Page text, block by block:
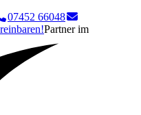
07452 66048
Partner im